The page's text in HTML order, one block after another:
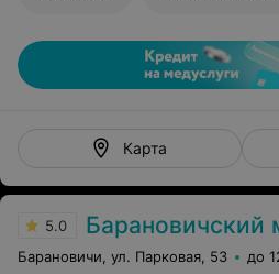
Карта
5.0 Барановичский межрайонный
Барановичи, ул. Парковая, 53 до